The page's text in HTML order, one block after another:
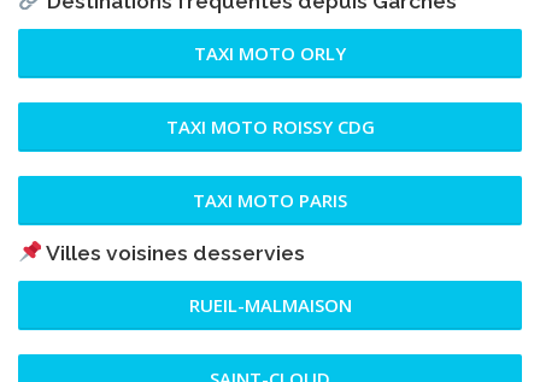
TAXI MOTO ORLY
TAXI MOTO ROISSY CDG
TAXI MOTO PARIS
Villes voisines desservies
RUEIL-MALMAISON